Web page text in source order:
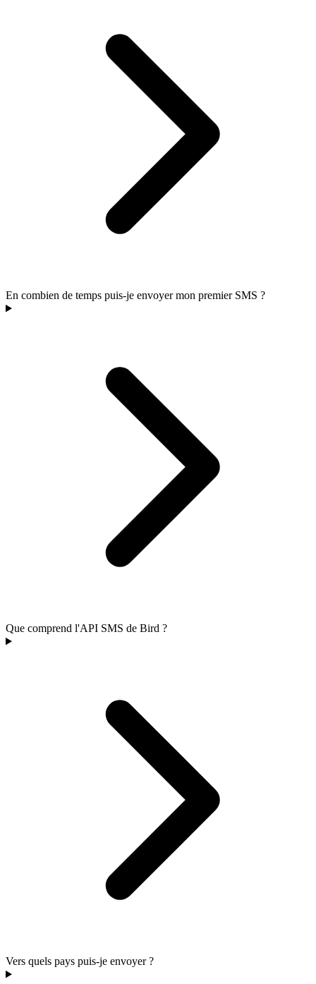
En combien de temps puis-je envoyer mon premier SMS ?
Que comprend l'API SMS de Bird ?
Vers quels pays puis-je envoyer ?